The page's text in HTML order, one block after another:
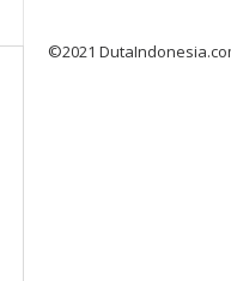
©2021